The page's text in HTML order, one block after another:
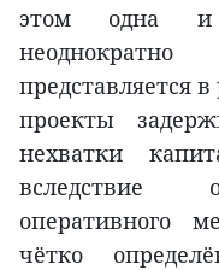
этом одна
представляется
проекты
нехватки
вследствие
оперативного
чётко